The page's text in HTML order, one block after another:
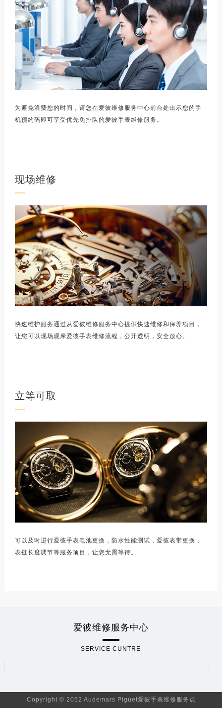
为避免浪费您的时间，请您在爱彼维修服务中心前台处出示您的手
机预约码即可享受优先免排队的爱彼手表维修服务。
现场维修
快速维护服务通过从爱彼维修服务中心提供快速维修和保养项目，
让您可以现场观摩爱彼手表维修流程，公开透明，安全放心。
立等可取
可以及时进行爱彼手表电池更换，防水性能测试，爱彼表带更换，
表链长度调节等服务项目，让您无需等待。
爱彼维修服务中心
SERVICE CUNTRE
Copyright © 2052 Audemars Piguet爱彼手表维修服务点